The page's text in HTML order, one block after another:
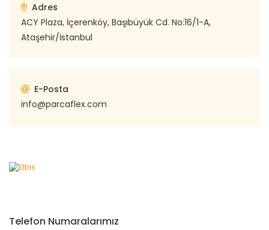
Adres
ACY Plaza, İçerenköy, Başıbüyük Cd. No:16/1-A,
Ataşehir/İstanbul
E-Posta
info@parcaflex.com
Telefon Numaralarımız